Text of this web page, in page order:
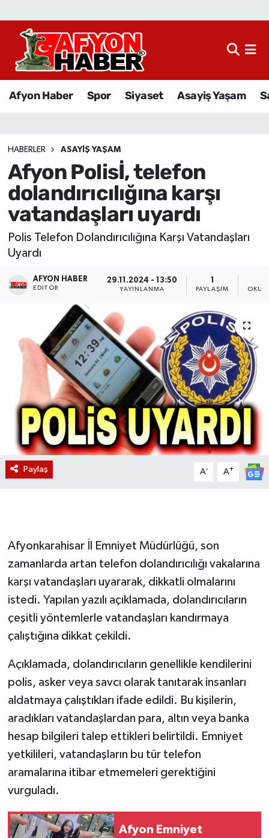
Afyon Haber Spor Siyaset Asayiş Yaşam
HABERLER ASAYIŞ YAŞAM
Afyon Polisİ, telefon
dolandırıcılığına karşı
vatandaşları uyardı
Polis Telefon Dolandırıcılığına Karşı Vatandaşları
Uyardı
AFYON HABER
EDITÖR
29.11.2024 - 13:50
YAYINLANMA PAYLAŞIM
Paylaş A- A+
Afyonkarahisar İl Emniyet Müdürlüğü, son
zamanlarda artan telefon dolandırıcılığı vakalarına
karşı vatandaşları uyararak, dikkatli olmalarını
istedi. Yapılan yazılı açıklamada, dolandırıcıların
çeşitli yöntemlerle vatandaşları kandırmaya
çalıştığına dikkat çekildi.
Açıklamada, dolandırıcıların genellikle kendilerini
polis, asker veya savcı olarak tanıtarak insanları
aldatmaya çalıştıkları ifade edildi. Bu kişilerin,
aradıkları vatandaşlardan para, altın veya banka
hesap bilgileri talep ettikleri belirtildi. Emniyet
yetkilileri, vatandaşların bu tür telefon
aramalarına itibar etmemeleri gerektiğini
vurguladı.
Afyon Emniyet
Afyon Haber
Sağlık
Eğitim
Ekonomi
Magazin
Etkinlikler